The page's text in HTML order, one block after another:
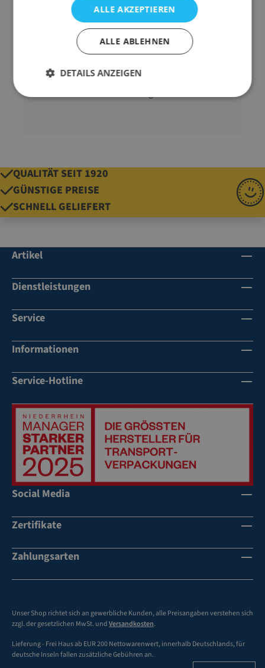
Anwendungsbereic Heben
Ausführung
Endlosschlingen
violett
WLL
1-fach
QUALITÄT SEIT 1920
GÜNSTIGE PREISE
SCHNELL GELIEFERT
Artikel
Dienstleistungen
Service
Informationen
Service-Hotline
Social Media
Zertifikate
Zahlungsarten
Unser Shop richtet sich an gewerbliche Kunden, alle Preisangaben verstehen sich
zzgl. der gesetzlichen MwSt. undVersandkosten.
Lieferung - Frei Haus ab EUR 200 Nettowarenwert, innerhalb Deutschlands, für
deutsche Inseln fallen zusätzliche Gebühren an.
ALLE AKZEPTIEREN
ALLE ABLEHNEN
DETAILS ANZEIGEN